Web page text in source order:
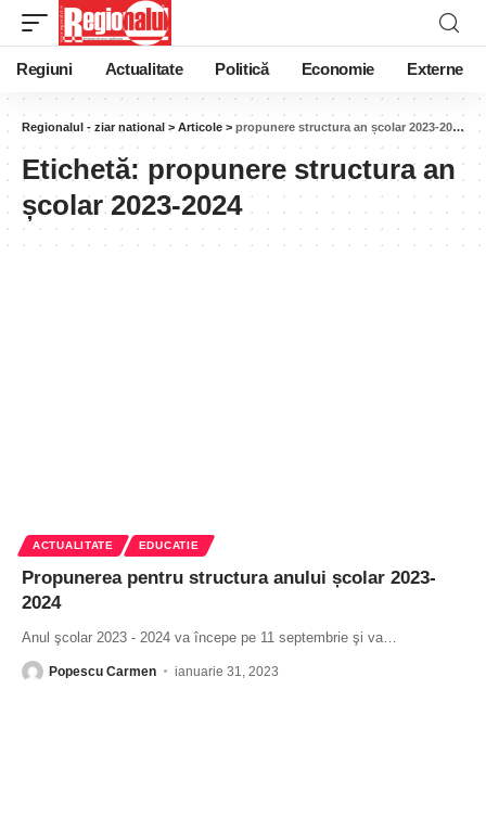
Regiuni Actualitate Politică Economie Externe
Regionalul - ziar national > Articole > propunere structura an școlar 2023-2024
Etichetă: propunere structura an
școlar 2023-2024
ACTUALITATE EDUCATIE
Propunerea pentru structura anului școlar 2023-
2024
Anul şcolar 2023 - 2024 va începe pe 11 septembrie şi va
Popescu Carmen ianuarie 31, 2023